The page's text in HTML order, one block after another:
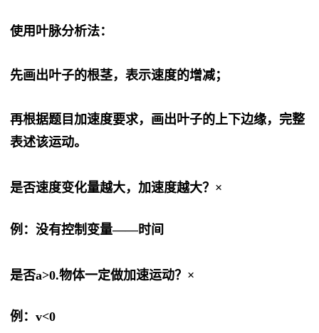
使用叶脉分析法：
先画出叶子的根茎，表示速度的增减；
再根据题目加速度要求，画出叶子的上下边缘，完整
表述该运动。
是否速度变化量越大，加速度越大？×
例：没有控制变量——时间
是否a>0.物体一定做加速运动？×
例：v<0